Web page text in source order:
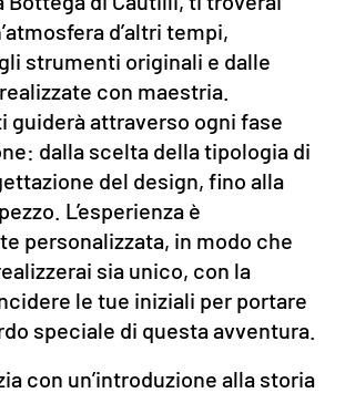
d’altri tempi,
strumenti originali e dalle
con maestria.
guiderà attraverso ogni fase
dalla scelta della tipologia di
del design, fino alla
L’esperienza è
personalizzata, in modo che
sia unico, con la
le tue iniziali per portare
speciale di questa avventura.
con un’introduzione alla storia